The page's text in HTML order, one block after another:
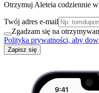
Otrzymuj Aleteia codziennie
Twój adres e-mail
Zgadzam się na
Polityka prywatności, aby
Zapisz się